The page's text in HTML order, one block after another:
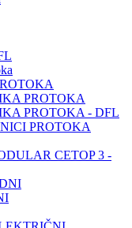
PROTOKA
PROTOKA - DFL
PROTOKA
CETOP 3 -